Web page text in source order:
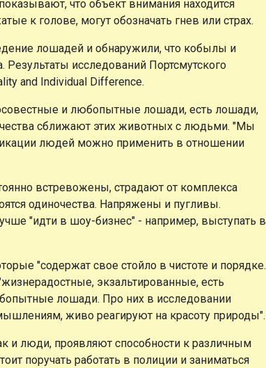
что объект внимания находится
к голове, могут обозначать гнев или страх.
лошадей и обнаружили, что кобылы и
исследований Портсмутского
and Individual Difference.
и любопытные лошади, есть лошади,
сближают этих животных с людьми. "Мы
людей можно применить в отношении
встревожены, страдают от комплекса
одиночества. Напряжены и пугливы.
"идти в шоу-бизнес" - например, выступать в
"содержат свое стойло в чистоте и порядке.
экзальтированные, есть
лошади. Про них в исследовании
живо реагируют на красоту природы".
и люди, проявляют способности к различным
поручать работать в полиции и заниматься